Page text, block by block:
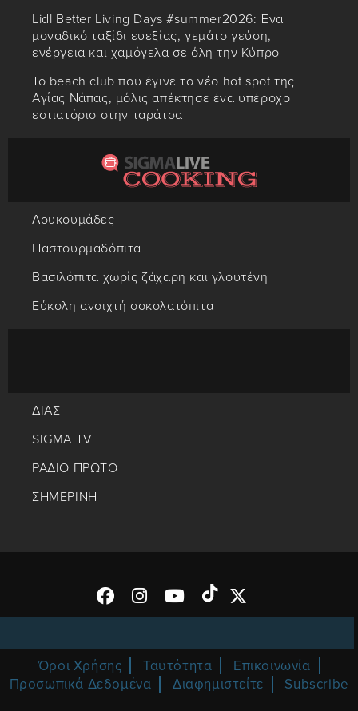
Lidl Better Living Days #summer2026: Ένα
μοναδικό ταξίδι ευεξίας, γεμάτο γεύση,
ενέργεια και χαμόγελα σε όλη την Κύπρο
Το beach club που έγινε το νέο hot spot της
Αγίας Νάπας, μόλις απέκτησε ένα υπέροχο
εστιατόριο στην ταράτσα
Λουκουμάδες
Παστουρμαδόπιτα
Βασιλόπιτα χωρίς ζάχαρη και γλουτένη
Εύκολη ανοιχτή σοκολατόπιτα
ΔΙΑΣ
SIGMA TV
ΡΑΔΙΟ ΠΡΩΤΟ
ΣΗΜΕΡΙΝΗ
Όροι Χρήσης Ταυτότητα
Επικοινωνία
Προσωπικά Δεδομένα
Διαφημιστείτε Subscribe